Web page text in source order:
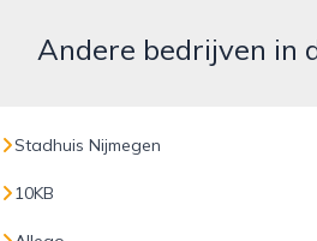
Andere bedrijven in
Stadhuis Nijmegen
10KB